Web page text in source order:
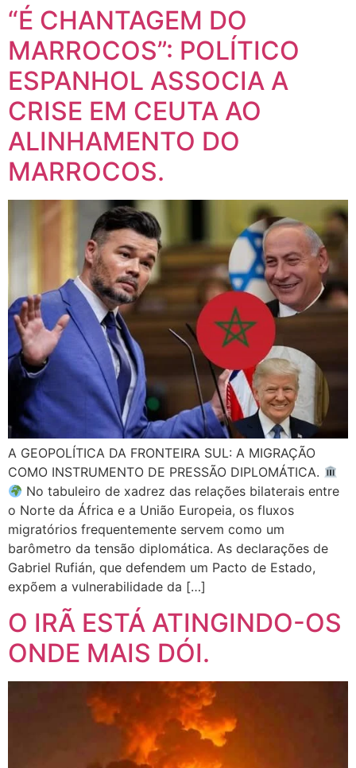
“É CHANTAGEM DO
MARROCOS”: POLÍTICO
ESPANHOL ASSOCIA A
CRISE EM CEUTA AO
ALINHAMENTO DO
MARROCOS.
A GEOPOLÍTICA DA FRONTEIRA SUL: A MIGRAÇÃO
COMO INSTRUMENTO DE PRESSÃO DIPLOMÁTICA.
No tabuleiro de xadrez das relações bilaterais entre
o Norte da África e a União Europeia, os fluxos
migratórios frequentemente servem como um
barômetro da tensão diplomática. As declarações de
Gabriel Rufián, que defendem um Pacto de Estado,
expõem a vulnerabilidade da […]
O IRÃ ESTÁ ATINGINDO-OS
ONDE MAIS DÓI.